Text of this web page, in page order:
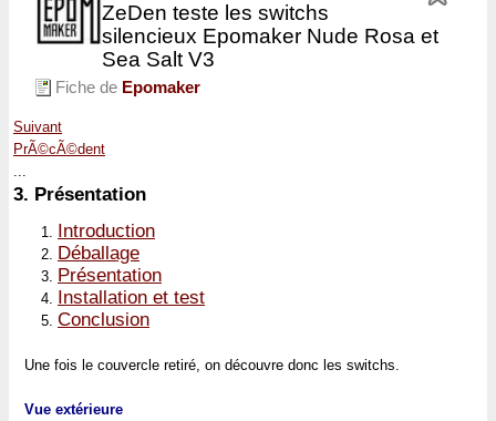
ZeDen teste les switchs
silencieux Epomaker Nude Rosa et
Sea Salt V3
Fiche de Epomaker
Suivant
PrÃ©cÃ©dent
...
3. Présentation
Introduction
Déballage
Présentation
Installation et test
Conclusion
Une fois le couvercle retiré, on découvre donc les switchs.
Vue extérieure